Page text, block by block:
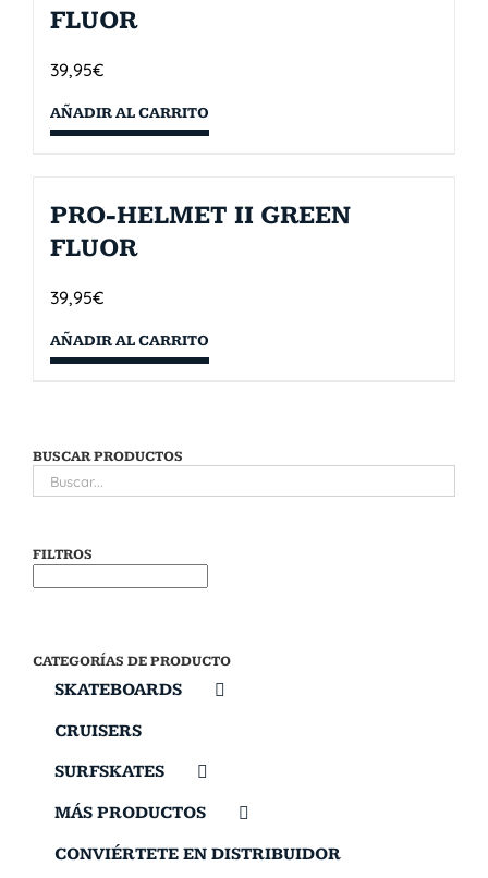
FLUOR
39,95€
AÑADIR AL CARRITO
PRO-HELMET II GREEN
FLUOR
39,95€
AÑADIR AL CARRITO
BUSCAR PRODUCTOS
FILTROS
CATEGORÍAS DE PRODUCTO
SKATEBOARDS
CRUISERS
SURFSKATES
MÁS PRODUCTOS
CONVIÉRTETE EN DISTRIBUIDOR